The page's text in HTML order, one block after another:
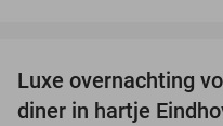
Luxe overnachting
diner in hartje